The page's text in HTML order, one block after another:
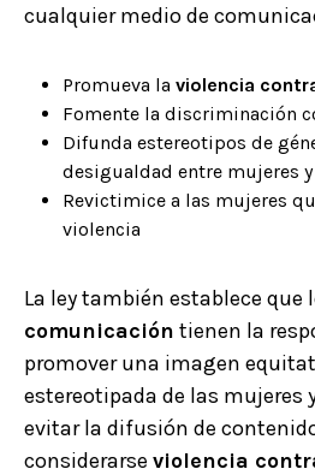
cualquier medio de
Promueva la violencia
Fomente la discriminación
Difunda estereotipos de
desigualdad entre mujeres
Revictimice a las mujeres
violencia
La ley también establece que
comunicación tienen la
promover una imagen
estereotipada de las mujeres
evitar la difusión de
considerarse violencia